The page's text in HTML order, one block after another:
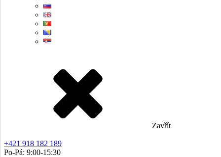
Zavřít
+421 918 182 189
Po-Pá: 9:00-15:30